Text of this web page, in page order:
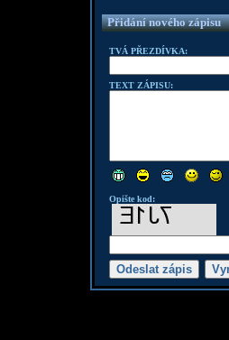
Přidání nového zápisu
TVÁ PŘEZDÍVKA:
TEXT ZÁPISU:
Opište kod: